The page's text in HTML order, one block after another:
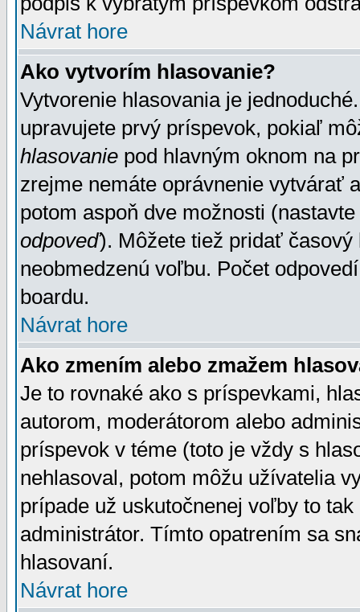
Návrat hore
Ako vytvorím hlasovanie?
Vytvorenie hlasovania je
upravujete prvý príspevok, pokiaľ
hlasovanie pod hlavným oknom na
zrejme nemáte oprávnenie vytvárať
potom aspoň dve možnosti
odpoveď). Môžete tiež pridať
neobmedzenú voľbu. Počet
boardu.
Návrat hore
Ako zmením alebo zmažem
Je to rovnaké ako s príspevkami,
autorom, moderátorom alebo
príspevok v téme (toto je vždy s
nehlasoval, potom môžu užívatelia
prípade už uskutočnenej voľby to
administrátor. Tímto opatrením sa
hlasovaní.
Návrat hore